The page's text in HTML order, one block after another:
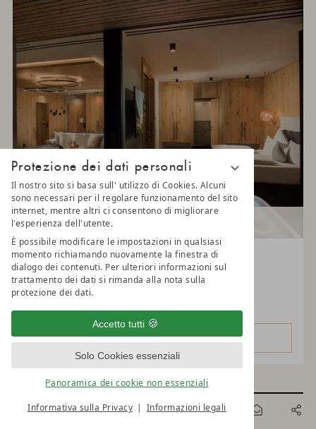
Protezione dei dati personali
Il nostro sito si basa sull' utilizzo di Cookies. Alcuni
sono necessari per il regolare funzionamento del sito
internet, mentre altri ci consentono di migliorare
l'esperienza dell'utente.
È possibile modificare le impostazioni in qualsiasi
momento richiamando nuovamente la finestra di
dialogo dei contenuti. Per ulteriori informazioni sul
trattamento dei dati si rimanda alla nota sulla
protezione dei dati.
Accetto tutti
Solo Cookies essenziali
Panoramica dei cookie non essenziali
Informativa sulla Privacy Informazioni legali
PRENOTAONLINE
FAMILY BIO SUITE
Tipologia delle camere: Suite per famiglie
LUNARIS
DETTAGLI